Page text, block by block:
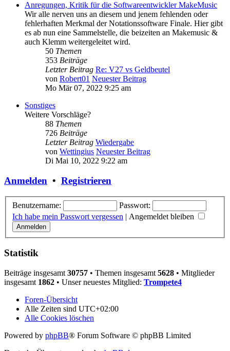
Anregungen, Kritik für die Softwareentwickler MakeMusic
Wir alle nerven uns an diesem und jenem fehlenden oder
fehlerhaften Merkmal der Notationssoftware Finale. Hier gibt
es ab nun eine Sammelstelle, die beizeiten an Makemusic &
auch Klemm weitergeleitet wird.
50 Themen
353 Beiträge
Letzter Beitrag Re: V27 vs Geldbeutel
von Robert01 Neuester Beitrag
Mo Mär 07, 2022 9:25 am
Sonstiges
Weitere Vorschläge?
88 Themen
726 Beiträge
Letzter Beitrag Wiedergabe
von Wettingius Neuester Beitrag
Di Mai 10, 2022 9:22 am
Anmelden • Registrieren
Benutzername:
Passwort:
Ich habe mein Passwort vergessen | Angemeldet bleiben
Statistik
Beiträge insgesamt 30757 • Themen insgesamt 5628 • Mitglieder
insgesamt 1862 • Unser neuestes Mitglied: Trompete4
Foren-Übersicht
Alle Zeiten sind UTC+02:00
Alle Cookies löschen
Powered by phpBB® Forum Software © phpBB Limited